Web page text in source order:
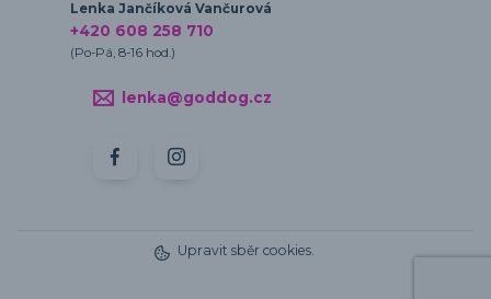
Lenka Jančíková Vančurová
+420 608 258 710
(Po-Pá, 8-16 hod.)
lenka@goddog.cz
Upravit sběr cookies.